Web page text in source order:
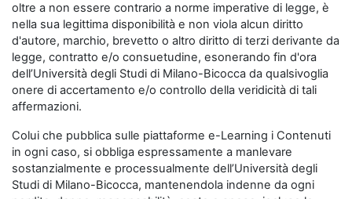
oltre a non essere contrario a norme imperative di legge, è
nella sua legittima disponibilità e non viola alcun diritto
d'autore, marchio, brevetto o altro diritto di terzi derivante da
legge, contratto e/o consuetudine, esonerando fin d'ora
dell’Università degli Studi di Milano-Bicocca da qualsivoglia
onere di accertamento e/o controllo della veridicità di tali
affermazioni.
Colui che pubblica sulle piattaforme e-Learning i Contenuti
in ogni caso, si obbliga espressamente a manlevare
sostanzialmente e processualmente dell’Università degli
Studi di Milano-Bicocca, mantenendola indenne da ogni